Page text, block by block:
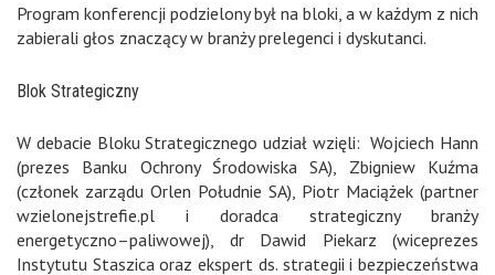
Program konferencji podzielony był na bloki, a w każdym z nich
zabierali głos znaczący w branży prelegenci i dyskutanci.
Blok Strategiczny
W debacie Bloku Strategicznego udział wzięli: Wojciech Hann
(prezes Banku Ochrony Środowiska SA), Zbigniew Kuźma
(członek zarządu Orlen Południe SA), Piotr Maciążek (partner
wzielonejstrefie.pl i doradca strategiczny branży
energetyczno–paliwowej), dr Dawid Piekarz (wiceprezes
Instytutu Staszica oraz ekspert ds. strategii i bezpieczeństwa